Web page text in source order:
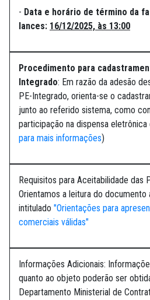
- Data e horário de término da
lances: 16/12/2025, às 13:00
Procedimento para
Integrado: Em razão da adesão
PE-Integrado, orienta-se o
junto ao referido sistema, como
participação na dispensa
para mais informações)
Requisitos para Aceitabilidade das
Orientamos a leitura do documento
intitulado "Orientações para
comerciais válidas"
Informações Adicionais:
quanto ao objeto poderão ser
Departamento Ministerial de